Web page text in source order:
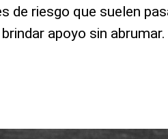
de riesgo que suelen
apoyo sin abrumar.